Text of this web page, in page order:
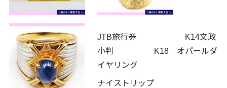
JTB旅行券 K14文政
小判 K18 オパールダ
イヤリング
ナイストリップ